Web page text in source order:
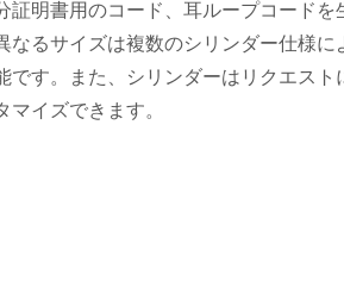
証明書用のコード、耳ループコードを
なるサイズは複数のシリンダー仕様に
です。また、シリンダーはリクエスト
マイズできます。